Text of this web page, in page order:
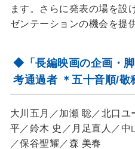
ます。さらに発表の場を設
ゼンテーションの機会を提
◆「長編映画の企画・
考通過者 ＊五十音順/敬
大川五月／加瀬 聡／北口
平／鈴木 史／月足直人／中
／保谷聖耀／森 美春